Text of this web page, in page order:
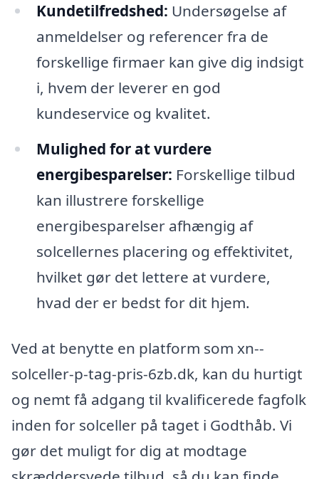
Kundetilfredshed: Undersøgelse af
anmeldelser og referencer fra de
forskellige firmaer kan give dig indsigt
i, hvem der leverer en god
kundeservice og kvalitet.
Mulighed for at vurdere
energibesparelser: Forskellige tilbud
kan illustrere forskellige
energibesparelser afhængig af
solcellernes placering og effektivitet,
hvilket gør det lettere at vurdere,
hvad der er bedst for dit hjem.
Ved at benytte en platform som xn--
solceller-p-tag-pris-6zb.dk, kan du hurtigt
og nemt få adgang til kvalificerede fagfolk
inden for solceller på taget i Godthåb. Vi
gør det muligt for dig at modtage